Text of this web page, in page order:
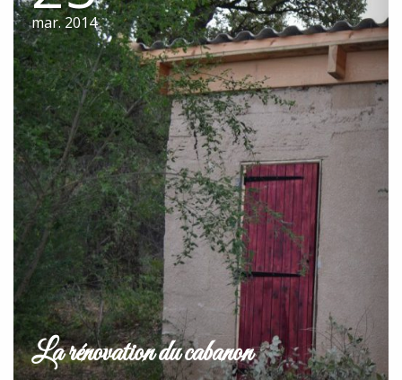
mar. 2014
La rénovation du cabanon